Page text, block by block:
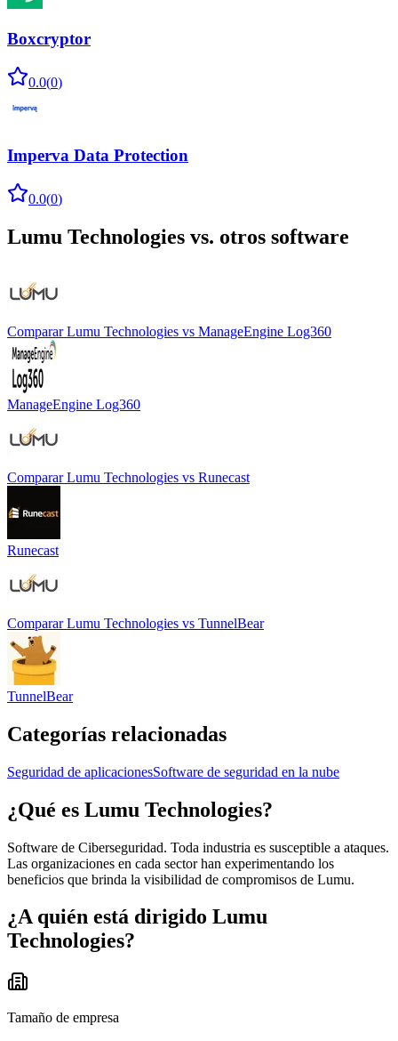
Boxcryptor
0.0(0)
Imperva Data Protection
0.0(0)
Lumu Technologies vs. otros software
Comparar Lumu Technologies vs ManageEngine Log360
ManageEngine Log360
Comparar Lumu Technologies vs Runecast
Runecast
Comparar Lumu Technologies vs TunnelBear
TunnelBear
Categorías relacionadas
Seguridad de aplicacionesSoftware de seguridad en la nube
¿Qué es Lumu Technologies?
Software de Ciberseguridad. Toda industria es susceptible a ataques.
Las organizaciones en cada sector han experimentando los
beneficios que brinda la visibilidad de compromisos de Lumu.
¿A quién está dirigido Lumu
Technologies?
Tamaño de empresa